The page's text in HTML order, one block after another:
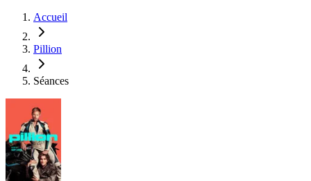
Accueil
Pillion
Séances